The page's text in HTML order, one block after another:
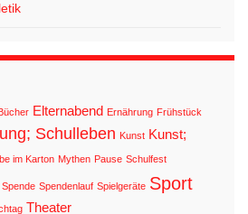
Bücher Elternabend Ernährung Frühstück
Schulleben Kunst Kunst;
im Karton Mythen Pause Schulfest
Spende Spendenlauf Spielgeräte Sport
Theater